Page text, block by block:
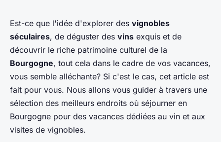
Où séjourner en Bourgogne
pour des vacances avec des
cours de dégustation de vin et
des visites de vignobles?
Maya
Est-ce que l'idée d'explorer des vignobles
séculaires, de déguster des vins exquis et de
découvrir le riche patrimoine culturel de la
Bourgogne, tout cela dans le cadre de vos vacances,
vous semble alléchante? Si c'est le cas, cet article est
fait pour vous. Nous allons vous guider à travers une
sélection des meilleurs endroits où séjourner en
Bourgogne pour des vacances dédiées au vin et aux
visites de vignobles.